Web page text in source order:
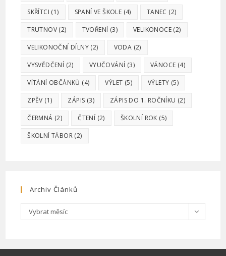
SKŘÍTCI (1) SPANÍ VE ŠKOLE (4) TANEC (2)
TRUTNOV (2) TVOŘENÍ (3) VELIKONOCE (2)
VELIKONOČNÍ DÍLNY (2) VODA (2)
VYSVĚDČENÍ (2) VYUČOVÁNÍ (3) VÁNOCE (4)
VÍTÁNÍ OBČÁNKŮ (4) VÝLET (5) VÝLETY (5)
ZPĚV (1) ZÁPIS (3) ZÁPIS DO 1. ROČNÍKU (2)
ČERMNÁ (2) ČTENÍ (2) ŠKOLNÍ ROK (5)
ŠKOLNÍ TÁBOR (2)
Archiv Článků
Archiv
článků
Vybrat měsíc